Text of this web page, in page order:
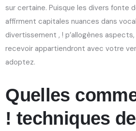
sur certaine. Puisque les divers fonte
affirment capitales nuances dans
divertissement , ! p’allogènes
recevoir appartiendront avec votre
adoptez.
Quelles
! techniques